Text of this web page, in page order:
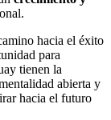
hacia el éxito
para
tienen la
abierta y
hacia el futuro